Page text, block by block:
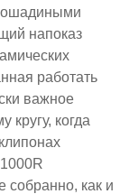
напоказ
работать
важное
кругу, когда
собранно, как и